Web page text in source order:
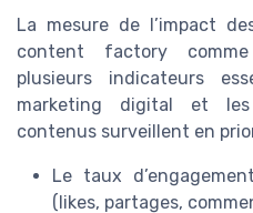
La mesure de l’impact
content factory
plusieurs indicateurs
marketing digital et
contenus surveillent en
Le taux
(likes, partages,